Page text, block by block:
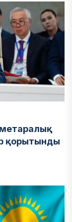
қорытынды